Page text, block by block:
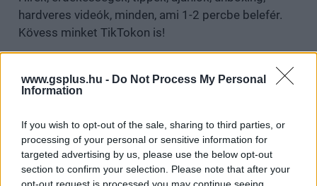
www.gsplus.hu - Do Not Process My Personal
Information
If you wish to opt-out of the sale, sharing to third parties, or
processing of your personal or sensitive information for
targeted advertising by us, please use the below opt-out
section to confirm your selection. Please note that after your
hardveres videók, minden, ami 1-2 percbe belefér.
Kövess minket TikTokon is!
SMASH by Meló-Diák: Homok, zene és a nyár legjobb
hangulata – Jön a második forduló! (X)
Július végén folytatódik a balatoni strandröplabda-
sorozat.